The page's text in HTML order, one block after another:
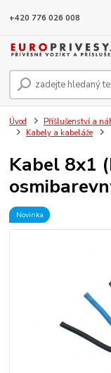
+420 776 026 008
Úvod Příšlušenství a
Kabely a kabeláže
Kabel 8x1
Novinka